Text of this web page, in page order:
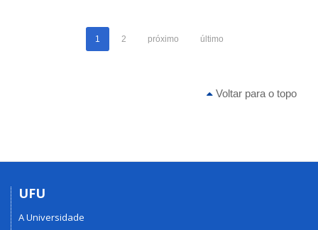
1 2 próximo último
Voltar para o topo
UFU
A Universidade